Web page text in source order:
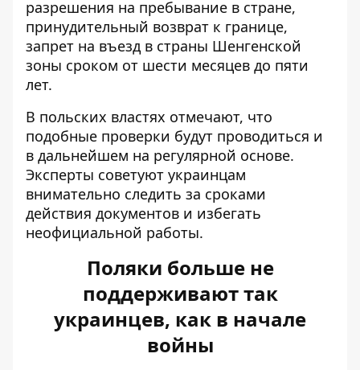
разрешения на пребывание в стране,
принудительный возврат к границе,
запрет на въезд в страны Шенгенской
зоны сроком от шести месяцев до пяти
лет.
В польских властях отмечают, что
подобные проверки будут проводиться и
в дальнейшем на регулярной основе.
Эксперты советуют украинцам
внимательно следить за сроками
действия документов и избегать
неофициальной работы.
Поляки больше не
поддерживают так
украинцев, как в начале
войны